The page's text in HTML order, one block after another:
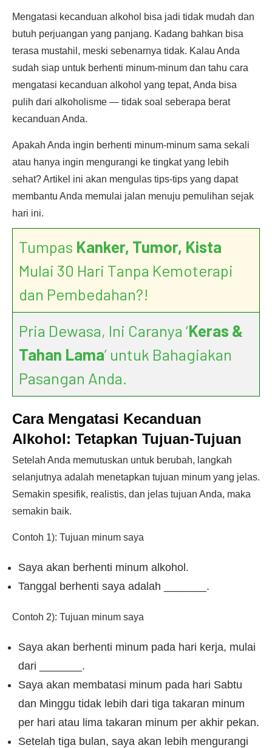
Mengatasi kecanduan alkohol bisa jadi tidak mudah dan
butuh perjuangan yang panjang. Kadang bahkan bisa
terasa mustahil, meski sebenarnya tidak. Kalau Anda
sudah siap untuk berhenti minum-minum dan tahu cara
mengatasi kecanduan alkohol yang tepat, Anda bisa
pulih dari alkoholisme — tidak soal seberapa berat
kecanduan Anda.
Apakah Anda ingin berhenti minum-minum sama sekali
atau hanya ingin mengurangi ke tingkat yang lebih
sehat? Artikel ini akan mengulas tips-tips yang dapat
membantu Anda memulai jalan menuju pemulihan sejak
hari ini.
Tumpas Kanker, Tumor, Kista
Mulai 30 Hari Tanpa Kemoterapi
dan Pembedahan?!
Pria Dewasa, Ini Caranya ‘Keras &
Tahan Lama’ untuk Bahagiakan
Pasangan Anda.
Cara Mengatasi Kecanduan
Alkohol: Tetapkan Tujuan-Tujuan
Setelah Anda memutuskan untuk berubah, langkah
selanjutnya adalah menetapkan tujuan minum yang jelas.
Semakin spesifik, realistis, dan jelas tujuan Anda, maka
semakin baik.
Contoh 1): Tujuan minum saya
Saya akan berhenti minum alkohol.
Tanggal berhenti saya adalah _______.
Contoh 2): Tujuan minum saya
Saya akan berhenti minum pada hari kerja, mulai
dari _______.
Saya akan membatasi minum pada hari Sabtu
dan Minggu tidak lebih dari tiga takaran minum
per hari atau lima takaran minum per akhir pekan.
Setelah tiga bulan, saya akan lebih mengurangi